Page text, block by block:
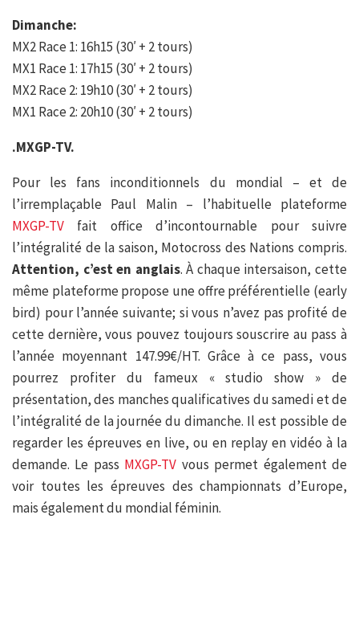
Dimanche:
MX2 Race 1: 16h15 (30′ + 2 tours)
MX1 Race 1: 17h15 (30′ + 2 tours)
MX2 Race 2: 19h10 (30′ + 2 tours)
MX1 Race 2: 20h10 (30′ + 2 tours)
.MXGP-TV.
Pour les fans inconditionnels du mondial – et de
l’irremplaçable Paul Malin – l’habituelle plateforme
MXGP-TV fait office d’incontournable pour suivre
l’intégralité de la saison, Motocross des Nations compris.
Attention, c’est en anglais. À chaque intersaison, cette
même plateforme propose une offre préférentielle (early
bird) pour l’année suivante; si vous n’avez pas profité de
cette dernière, vous pouvez toujours souscrire au pass à
l’année moyennant 147.99€/HT. Grâce à ce pass, vous
pourrez profiter du fameux « studio show » de
présentation, des manches qualificatives du samedi et de
l’intégralité de la journée du dimanche. Il est possible de
regarder les épreuves en live, ou en replay en vidéo à la
demande. Le pass MXGP-TV vous permet également de
voir toutes les épreuves des championnats d’Europe,
mais également du mondial féminin.